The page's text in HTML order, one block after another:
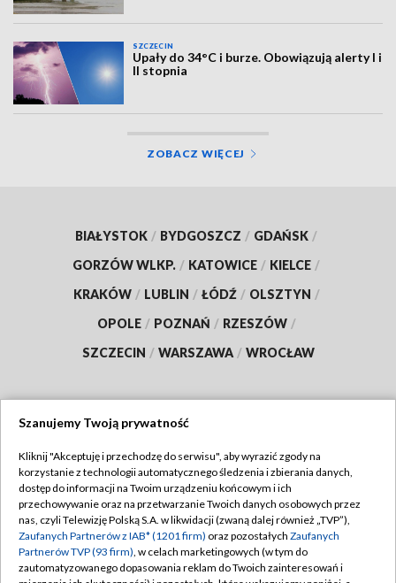
SZCZECIN
Upały do 34°C i burze. Obowiązują alerty I i
II stopnia
ZOBACZ WIĘCEJ
BIAŁYSTOK / BYDGOSZCZ / GDAŃSK /
GORZÓW WLKP. / KATOWICE / KIELCE /
KRAKÓW / LUBLIN / ŁÓDŹ / OLSZTYN /
OPOLE / POZNAŃ / RZESZÓW /
SZCZECIN / WARSZAWA / WROCŁAW
TVP
Abonament TVP
Emisja w TVP
Centrum informacji TVP
Regulamin TVP
Polityka prywatności
Moje zgody
Szanujemy Twoją prywatność
Kliknij "Akceptuję i przechodzę do serwisu", aby wyrazić zgody na
korzystanie z technologii automatycznego śledzenia i zbierania danych,
dostęp do informacji na Twoim urządzeniu końcowym i ich
przechowywanie oraz na przetwarzanie Twoich danych osobowych przez
nas, czyli Telewizję Polską S.A. w likwidacji (zwaną dalej również „TVP”),
Zaufanych Partnerów z IAB* (1201 firm) oraz pozostałych Zaufanych
Partnerów TVP (93 firm), w celach marketingowych (w tym do
zautomatyzowanego dopasowania reklam do Twoich zainteresowań i